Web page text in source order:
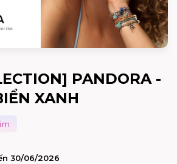
PANDORA -
XANH
30/06/2026